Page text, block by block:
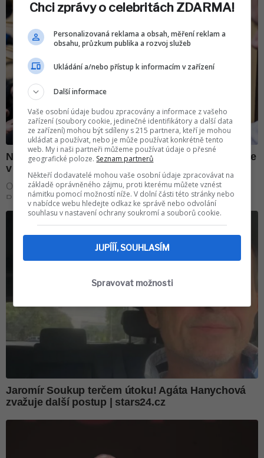
Chci zprávy o celebritách ZDARMA!
Personalizovaná reklama a obsah, měření reklam a
obsahu, průzkum publika a rozvoj služeb
Ukládání a/nebo přístup k informacím v zařízení
Další informace
Vaše osobní údaje budou zpracovány a informace z vašeho
zařízení (soubory cookie, jedinečné identifikátory a další data
ze zařízení) mohou být sdíleny s 215 partnera, kteří je mohou
ukládat a používat, nebo je může používat konkrétně tento
web. My i naši partneři můžeme používat údaje o přesné
geografické poloze. Seznam partnerů
Někteří dodavatelé mohou vaše osobní údaje zpracovávat na
základě oprávněného zájmu, proti kterému můžete vznést
námitku pomocí možností níže. V dolní části této stránky nebo
v nabídce webu hledejte odkaz ke správě nebo odvolání
souhlasu v nastavení ochrany soukromí a souborů cookie.
JUPÍÍÍ, SOUHLASÍM
Spravovat možnosti